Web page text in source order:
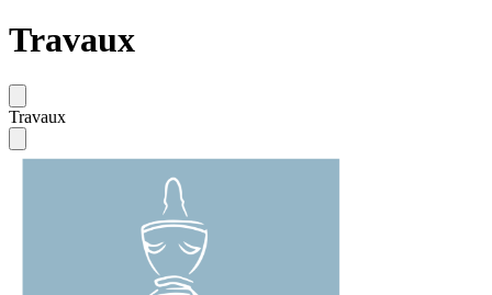
Travaux
Travaux